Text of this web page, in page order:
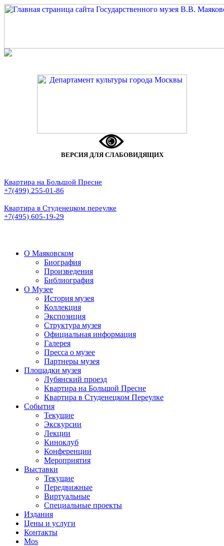
ВЕРСИЯ ДЛЯ СЛАБОВИДЯЩИХ
Квартира на Большой Пресне
+7(499) 255-01-86
Квартира в Студенецком переулке
+7(495) 605-19-29
О Маяковском
Биография
Произведения
Библиография
О Музее
История музея
Коллекция
Экспозиция
Структура музея
Официальная информация
Галерея
Пресса о музее
Партнеры музея
Площадки музея
Лубянский проезд
Квартира на Большой Пресне
Квартира в Студенецком Переулке
События
Текущие
Экскурсии
Лекции
Киноклуб
Конференции
Мероприятия
Выставки
Текущие
Передвижные
Виртуальные
Специальные проекты
Издания
Цены и услуги
Контакты
Mos